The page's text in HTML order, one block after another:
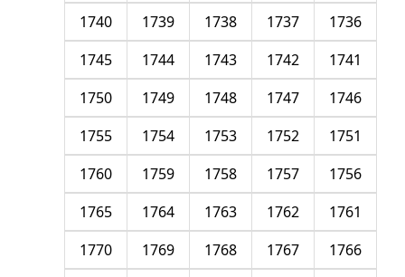
1736
1737
1738
1739
1740
1741
1742
1743
1744
1745
1746
1747
1748
1749
1750
1751
1752
1753
1754
1755
1756
1757
1758
1759
1760
1761
1762
1763
1764
1765
1766
1767
1768
1769
1770